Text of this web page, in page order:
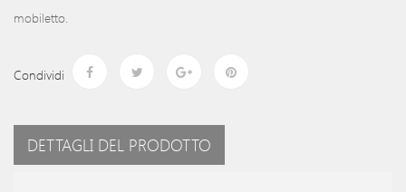
mobiletto.
Condividi
DETTAGLI DEL PRODOTTO